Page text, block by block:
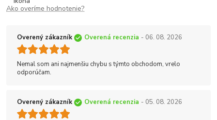
Ako overíme hodnotenie?
Overený zákazník Overená recenzia - 06. 08. 2026
Nemal som ani najmenšiu chybu s týmto obchodom, vrelo
odporúčam.
Overený zákazník Overená recenzia - 05. 08. 2026